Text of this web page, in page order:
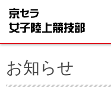
お知らせ